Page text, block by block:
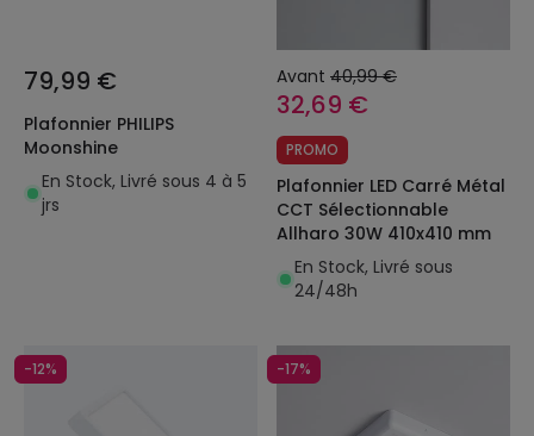
79,99 €
Plafonnier PHILIPS
Moonshine
En Stock, Livré sous 4 à 5
jrs
Avant 40,99 €
32,69 €
PROMO
Plafonnier LED Carré Métal
CCT Sélectionnable
Allharo 30W 410x410 mm
En Stock, Livré sous
24/48h
-12% -17%